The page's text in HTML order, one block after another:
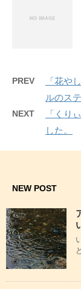
PREV
「花や
ルのス
NEXT
「くり
した。
NEW POST